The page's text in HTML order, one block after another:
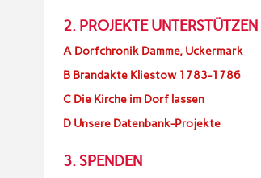
2. PROJEKTE UNTERSTÜTZEN
A Dorfchronik Damme, Uckermark
B Brandakte Kliestow 1783-1786
C Die Kirche im Dorf lassen
D Unsere Datenbank-Projekte
3. SPENDEN